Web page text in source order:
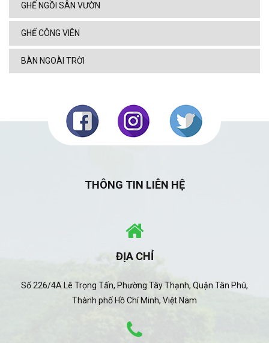
GHẾ NGỒI SÂN VƯỜN
GHẾ CÔNG VIÊN
BÀN NGOÀI TRỜI
THÔNG TIN LIÊN HỆ
ĐỊA CHỈ
Số 226/4A Lê Trọng Tấn, Phường Tây Thạnh, Quận Tân Phú,
Thành phố Hồ Chí Minh, Việt Nam